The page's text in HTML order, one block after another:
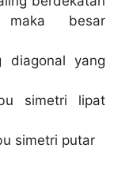
maka besar
diagonal yang
simetri lipat
simetri putar